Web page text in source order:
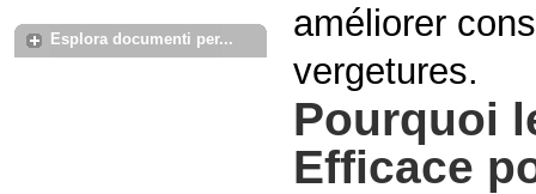
Esplora documenti per...
améliorer
vergetures.
Pourquoi
Efficace